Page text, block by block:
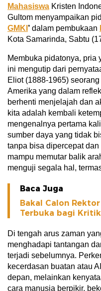
Mahasiswa Kristen
Gultom menyampaikan
GMKI ’ dalam pembukaan
Kota Samarinda, Sabtu
Membuka pidatonya, pria
ini mengutip dari
Eliot (1888-1965)
Amerika yang dalam
berhenti menjelajah dan
kita adalah kembali
mengenalnya pertama
sumber daya yang tidak
tanpa bisa dipercepat
mampu memutar balik
menguji segala hal,
Baca Juga
Bakal Calon
Terbuka bagi Kritik
Di tengah arus zaman
menghadapi tantangan
terjadi sebelumnya.
kecerdasan buatan atau
depan, melainkan
cara manusia berpikir,